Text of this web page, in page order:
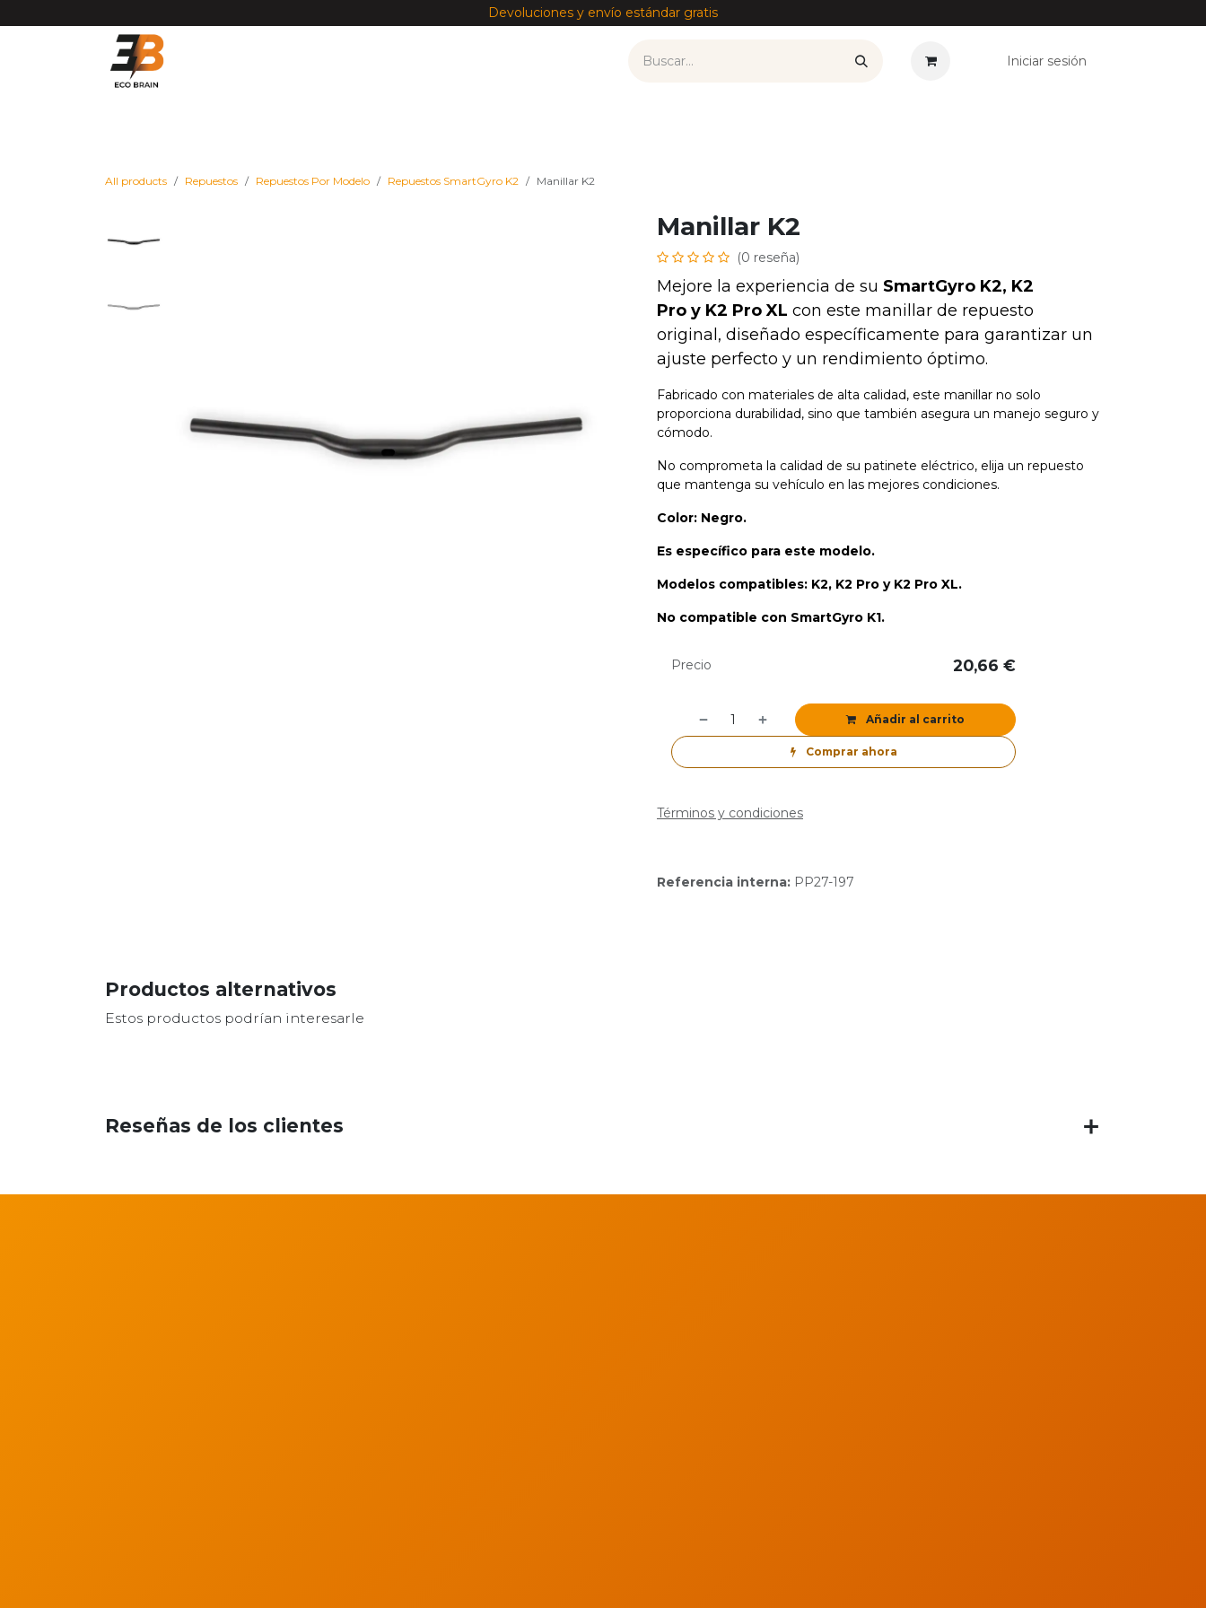
Devoluciones y envío estándar gratis
Iniciar sesión
All products Repuestos Repuestos Por Modelo Repuestos SmartGyro K2 Manillar K2
Manillar K2
(0 reseña)
Mejore la experiencia de su SmartGyro K2, K2
Pro y K2 Pro XL con este manillar de repuesto
original, diseñado específicamente para garantizar un
ajuste perfecto y un rendimiento óptimo.
Fabricado con materiales de alta calidad, este manillar no solo
proporciona durabilidad, sino que también asegura un manejo seguro y
cómodo.
No comprometa la calidad de su patinete eléctrico, elija un repuesto
que mantenga su vehículo en las mejores condiciones.
Color: Negro.
Es específico para este modelo.
Modelos compatibles: K2, K2 Pro y K2 Pro XL.
No compatible con SmartGyro K1.
Añadir al carrito
Comprar ahora
Precio 20,66 €
Términos y condiciones
Referencia interna: PP27-197
Productos alternativos
Estos productos podrían interesarle
Reseñas de los clientes